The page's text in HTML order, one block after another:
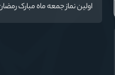
اولین نماز جمعه ماه مبارک